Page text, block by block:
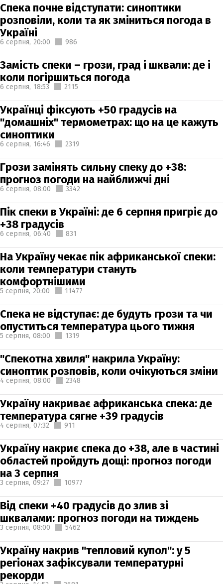
Спека почне відступати: синоптики
розповіли, коли та як зміниться погода в
Україні
6 серпня, 20:00 986
Замість спеки – грози, град і шквали: де і
коли погіршиться погода
6 серпня, 18:53 2115
Українці фіксують +50 градусів на
"домашніх" термометрах: що на це кажуть
синоптики
6 серпня, 16:46 2319
Грози замінять сильну спеку до +38:
прогноз погоди на найближчі дні
6 серпня, 08:00 3342
Пік спеки в Україні: де 6 серпня пригріє до
+38 градусів
6 серпня, 06:40 831
На Україну чекає пік африканської спеки:
коли температури стануть
комфортнішими
5 серпня, 20:00 11477
Спека не відступає: де будуть грози та чи
опуститься температура цього тижня
5 серпня, 08:00 1319
"Спекотна хвиля" накрила Україну:
синоптик розповів, коли очікуються зміни
4 серпня, 08:00 2348
Україну накриває африканська спека: де
температура сягне +39 градусів
4 серпня, 07:32 911
Україну накриє спека до +38, але в частині
областей пройдуть дощі: прогноз погоди
на 3 серпня
3 серпня, 09:27 10977
Від спеки +40 градусів до злив зі
шквалами: прогноз погоди на тиждень
3 серпня, 08:00 5462
Україну накрив "тепловий купол": у 5
регіонах зафіксували температурні
рекорди